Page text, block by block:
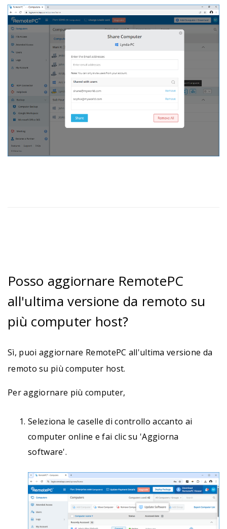
Posso aggiornare RemotePC
all'ultima versione da remoto su
più computer host?
Sì, puoi aggiornare RemotePC all'ultima versione da
remoto su più computer host.
Per aggiornare più computer,
Seleziona le caselle di controllo accanto ai
computer online e fai clic su 'Aggiorna
software'.